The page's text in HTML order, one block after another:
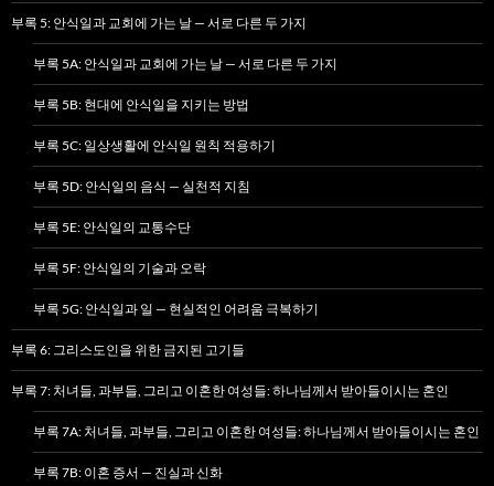
부록 5: 안식일과 교회에 가는 날 — 서로 다른 두 가지
부록 5A: 안식일과 교회에 가는 날 — 서로 다른 두 가지
부록 5B: 현대에 안식일을 지키는 방법
부록 5C: 일상생활에 안식일 원칙 적용하기
부록 5D: 안식일의 음식 — 실천적 지침
부록 5E: 안식일의 교통수단
부록 5F: 안식일의 기술과 오락
부록 5G: 안식일과 일 — 현실적인 어려움 극복하기
부록 6: 그리스도인을 위한 금지된 고기들
부록 7: 처녀들, 과부들, 그리고 이혼한 여성들: 하나님께서 받아들이시는 혼인
부록 7A: 처녀들, 과부들, 그리고 이혼한 여성들: 하나님께서 받아들이시는 혼인
부록 7B: 이혼 증서 — 진실과 신화